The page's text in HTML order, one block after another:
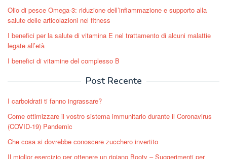
Olio di pesce Omega-3: riduzione dell’infiammazione e supporto alla
salute delle articolazioni nel fitness
I benefici per la salute di vitamina E nel trattamento di alcuni malattie
legate all’età
I benefici di vitamine del complesso B
Post Recente
I carboidrati ti fanno ingrassare?
Come ottimizzare il vostro sistema immunitario durante il Coronavirus
(COVID-19) Pandemic
Che cosa si dovrebbe conoscere zucchero invertito
Il miglior esercizio per ottenere un ripiano Booty – Suggerimenti per